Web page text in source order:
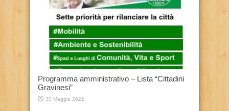
Programma amministrativo – Lista “Cittadini
Gravinesi”
30 Maggio 2022